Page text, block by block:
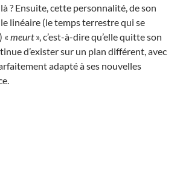
? Ensuite, cette personnalité, de son
linéaire (le temps terrestre qui se
« meurt», c’est-à-dire qu’elle quitte son
d’exister sur un plan différent, avec
adapté à ses nouvelles